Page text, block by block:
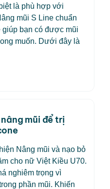
là phù hợp với
mũi S Line chuẩn
giúp bạn có được mũi
muốn. Dưới đây là
mũi để trị
Nâng mũi và nạo bỏ
cho nữ Việt Kiều U70.
nghiêm trọng vì
phần mũi. Khiến